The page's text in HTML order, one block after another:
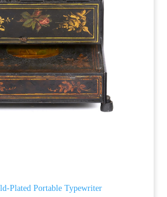
Plated Portable Typewriter